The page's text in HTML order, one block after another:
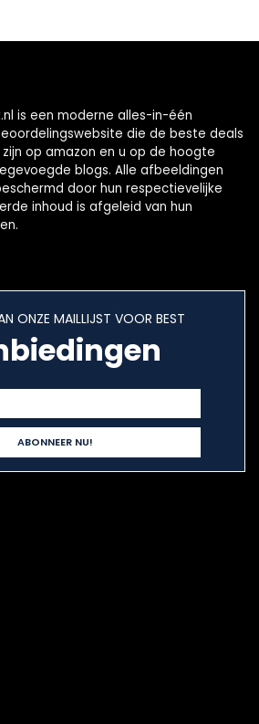
is een moderne alles-in-één
die de beste deals
op amazon en u op de hoogte
blogs. Alle afbeeldingen
door hun respectievelijke
inhoud is afgeleid van hun
ONZE MAILLIJST VOOR BEST